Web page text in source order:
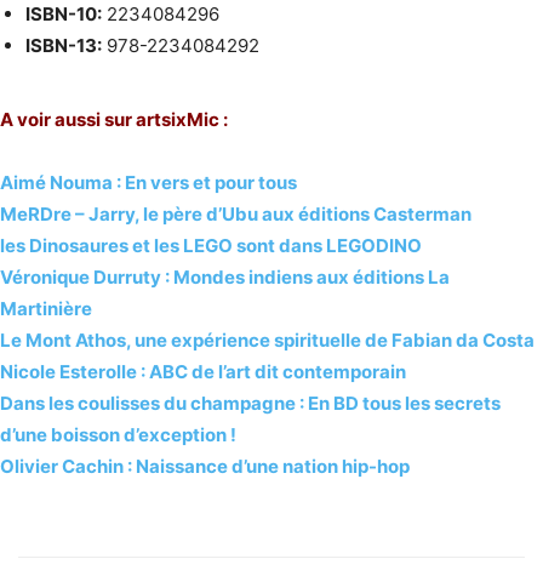
ISBN-10: 2234084296
ISBN-13: 978-2234084292
A voir aussi sur artsixMic :
Aimé Nouma : En vers et pour tous
MeRDre – Jarry, le père d’Ubu aux éditions Casterman
les Dinosaures et les LEGO sont dans LEGODINO
Véronique Durruty : Mondes indiens aux éditions La
Martinière
Le Mont Athos, une expérience spirituelle de Fabian da Costa
Nicole Esterolle : ABC de l’art dit contemporain
Dans les coulisses du champagne : En BD tous les secrets
d’une boisson d’exception !
Olivier Cachin : Naissance d’une nation hip-hop